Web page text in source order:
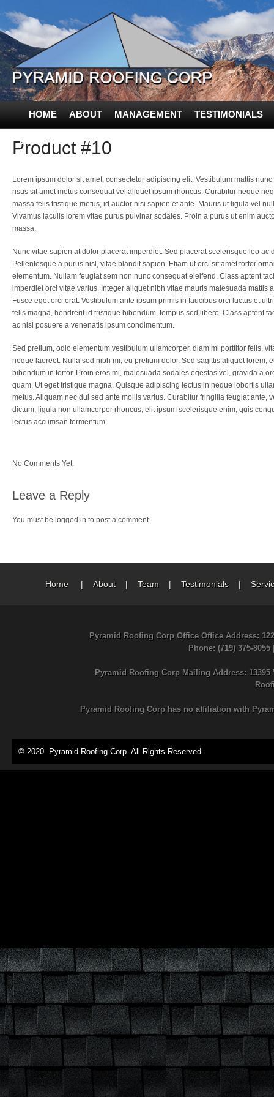
HOME ABOUT MANAGEMENT TESTIMONIALS
CONTACT US
Product #10
Lorem ipsum dolor sit amet, consectetur adipiscing elit. Vestibulum mattis
risus sit amet metus consequat vel aliquet ipsum rhoncus. Curabitur neque
massa felis tristique metus, id auctor nisi sapien et ante. Mauris ut ligula vel
Vivamus iaculis lorem vitae purus pulvinar sodales. Proin a purus ut enim
massa.
Nunc vitae sapien at dolor placerat imperdiet. Sed placerat scelerisque leo
Pellentesque a purus nisl, vitae blandit sapien. Etiam ut orci sit amet tortor
elementum. Nullam feugiat sem non nunc consequat eleifend. Class aptent
imperdiet orci vitae varius. Integer aliquet nibh vitae mauris malesuada
Fusce eget orci erat. Vestibulum ante ipsum primis in faucibus orci luctus et
felis magna, hendrerit id tristique bibendum, tempus sed libero. Class aptent
ac nisi posuere a venenatis ipsum condimentum.
Sed pretium, odio elementum vestibulum ullamcorper, diam mi porttitor felis,
neque laoreet. Nulla sed nibh mi, eu pretium dolor. Sed sagittis aliquet
bibendum in tortor. Proin eros mi, malesuada sodales egestas vel, gravida a
quam. Ut eget tristique magna. Quisque adipiscing lectus in neque lobortis
metus. Aliquam nec dui sed ante mollis varius. Curabitur fringilla feugiat
dictum, ligula non ullamcorper rhoncus, elit ipsum scelerisque enim, quis
lectus accumsan fermentum.
No Comments Yet.
Leave a Reply
You must be logged in to post a comment.
Home| About| Team| Testimonials|
Pyramid Roofing Corp Office Office Address:
Phone: (719) 375-8055
Pyramid Roofing Corp Mailing Address: 13395
Pyramid Roofing Corp has no affiliation with
© 2020. Pyramid Roofing Corp. All Rights Reserved.